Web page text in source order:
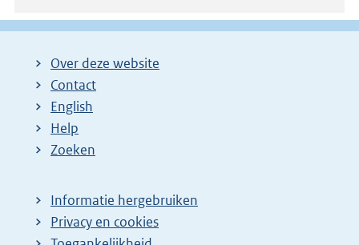
Over deze website
Contact
English
Help
Zoeken
Informatie hergebruiken
Privacy en cookies